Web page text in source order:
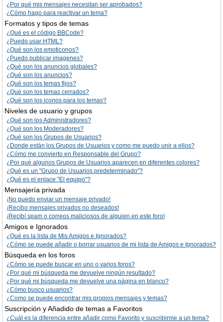
¿Por qué mis mensajes necesitan ser aprobados?
¿Cómo hago para reactivar un tema?
Formatos y tipos de temas
¿Qué es el código BBCode?
¿Puedo usar HTML?
¿Qué son los emoticonos?
¿Puedo publicar imagenes?
¿Qué son los anuncios globales?
¿Qué son los anuncios?
¿Qué son los temas fijos?
¿Qué son los temas cerrados?
¿Qué son los iconos para los temas?
Niveles de usuario y grupos
¿Qué son los Administradores?
¿Qué son los Moderadores?
¿Qué son los Grupos de Usuarios?
¿Donde están los Grupos de Usuarios y como me puedo unir a ellos?
¿Cómo me convierto en Responsable del Grupo?
¿Por qué algunos Grupos de Usuarios aparecen en diferentes colores?
¿Qué es un "Grupo de Usuarios predeterminado"?
¿Qué es el enlace "El equipo"?
Mensajería privada
¡No puedo enviar un mensaje privado!
¡Recibo mensajes privados no deseados!
¡Recibí spam o correos maliciosos de alguien en este foro!
Amigos e Ignorados
¿Qué es la lista de Mis Amigos e Ignorados?
¿Cómo se puede añadir o borrar usuarios de mi lista de Amigos e Ignorados?
Búsqueda en los foros
¿Cómo se puede buscar en uno o varios foros?
¿Por qué mi búsqueda me devuelve ningún resultado?
¿Por qué mi búsqueda me devuelve una página en blanco?
¿Cómo busco usuarios?
¿Como se puede encontrar mis propios mensajes y temas?
Suscripción y Añadido de temas a Favoritos
¿Cuál es la diferencia entre añadir como Favorito y suscribirme a un tema?